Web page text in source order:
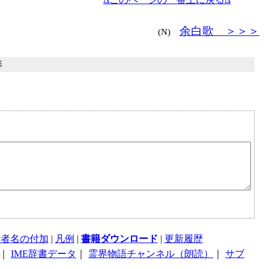
(N) 余白歌 ＞＞＞
名の付加 | 凡例 | 書籍ダウンロード | 更新履歴
IME辞書データ 霊界物語チャンネル（朗読）
サブ